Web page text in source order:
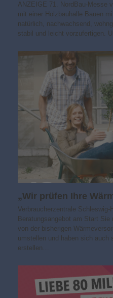
ANZEIGE 71. NordBau-Messe
mit einer Holzbauhalle Bauen
natürlich, nachwachsend,
stabil und leicht vorzufertigen.
„Wir prüfen Ihre
Verbraucherzentrale
Beratungsangebot am Start
von der bisherigen
umstellen und haben sich auch
erstellen…